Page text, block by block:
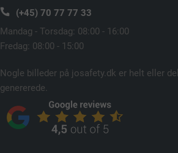
(+45) 70 77 77 33
Mandag - Torsdag: 08:00 - 16:00
Fredag: 08:00 - 15:00
Nogle billeder på josafety.dk er helt eller
genererede.